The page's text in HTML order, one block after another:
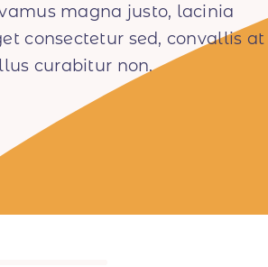
magna justo, lacinia
consectetur sed, convallis at
curabitur non.